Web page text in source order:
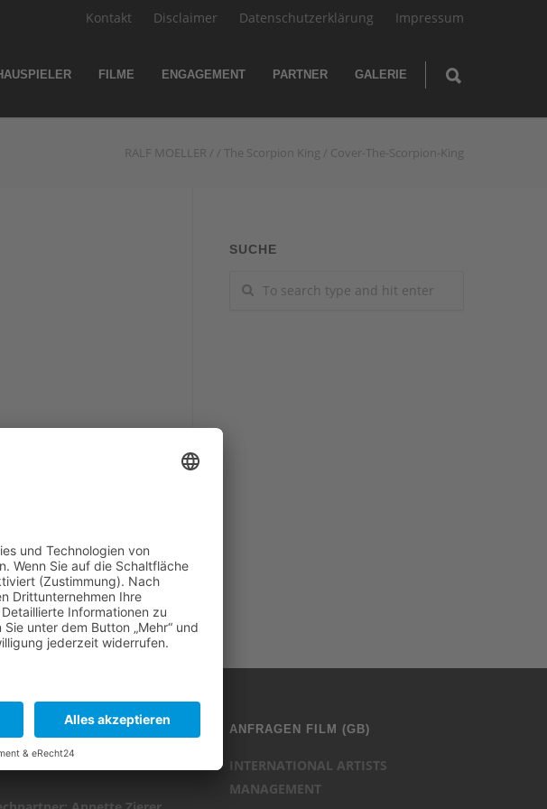
Kontakt Disclaimer Datenschutzerklärung Impressum
FILME ENGAGEMENT PARTNER GALERIE
RALF MOELLER / / The Scorpion King / Cover-The-Scorpion-King
SUCHE
PRESSE
GmbH
ANFRAGEN FILM (GB)
INTERNATIONAL ARTISTS
MANAGEMENT